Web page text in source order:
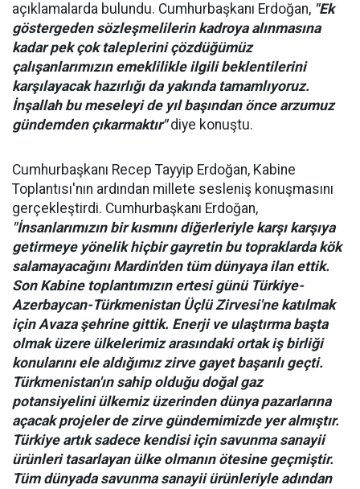
açıklamalarda bulundu. Cumhurbaşkanı Erdoğan, "Ek
göstergeden sözleşmelilerin kadroya alınmasına
kadar pek çok taleplerini çözdüğümüz
çalışanlarımızın emeklilikle ilgili beklentilerini
karşılayacak hazırlığı da yakında tamamlıyoruz.
İnşallah bu meseleyi de yıl başından önce arzumuz
gündemden çıkarmaktır"diye konuştu.
Cumhurbaşkanı Recep Tayyip Erdoğan, Kabine
Toplantısı'nın ardından millete sesleniş konuşmasını
gerçekleştirdi. Cumhurbaşkanı Erdoğan,
"İnsanlarımızın bir kısmını diğerleriyle karşı karşıya
getirmeye yönelik hiçbir gayretin bu topraklarda kök
salamayacağını Mardin'den tüm dünyaya ilan ettik.
Son Kabine toplantımızın ertesi günü Türkiye-
Azerbaycan-Türkmenistan Üçlü Zirvesi'ne katılmak
için Avaza şehrine gittik. Enerji ve ulaştırma başta
olmak üzere ülkelerimiz arasındaki ortak iş birliği
konularını ele aldığımız zirve gayet başarılı geçti.
Türkmenistan'ın sahip olduğu doğal gaz
potansiyelini ülkemiz üzerinden dünya pazarlarına
açacak projeler de zirve gündemimizde yer almıştır.
Türkiye artık sadece kendisi için savunma sanayii
ürünleri tasarlayan ülke olmanın ötesine geçmiştir.
Tüm dünyada savunma sanayii ürünleriyle adından